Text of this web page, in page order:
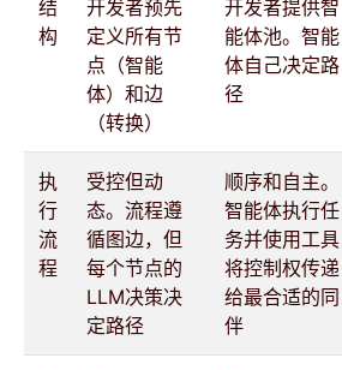
结
构
开发者预先
定义所有节
点（智能
体）和边
（转换）
开发者提供智
能体池。智能
体自己决定路
径
执
行
流
程
受控但动
态。流程遵
循图边，但
每个节点的
LLM决策决
定路径
顺序和自主。
智能体执行任
务并使用工具
将控制权传递
给最合适的同
伴